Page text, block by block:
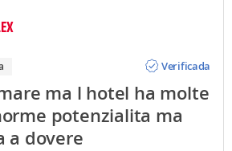
Verificada
ma l hotel ha molte
potenzialita ma
a dovere